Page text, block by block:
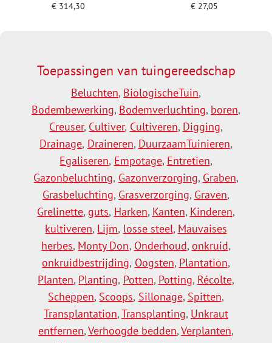
€314,30
€27,05
Toepassingen van tuingereedschap
Beluchten, BiologischeTuin,
Bodembewerking, Bodemverluchting, boren,
Creuser, Cultiver, Cultiveren, Digging,
Drainage, Draineren, DuurzaamTuinieren,
Egaliseren, Empotage, Entretien,
Gazonbeluchting, Gazonverzorging, Graben,
Grasbeluchting, Grasverzorging, Graven,
Grelinette,guts, Harken, Kanten, Kinderen,
kultiveren, Lijm, losse steel, Mauvaises
herbes, Monty Don, Onderhoud, onkruid,
onkruidbestrijding, Oogsten, Plantation,
Planten, Planting, Potten, Potting, Récolte,
Scheppen, Scoops, Sillonage, Spitten,
Transplantation,Transplanting, Unkraut
entfernen,Verhoogde bedden,Verplanten,